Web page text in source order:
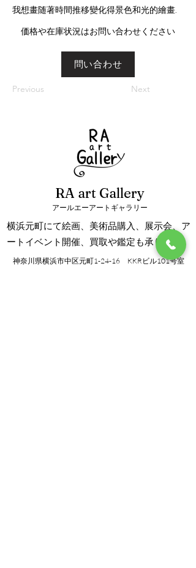
我想畫随著時間推移變化得景色和光的繪畫.
​価格や在庫状況はお問い合わせください
問い合わせ
Previous Next
RA art Gallery
アールエーアートギャラリー
横浜元町にて絵画、美術品購入、展示会、ア
ートイベント開催、買取や鑑定も承ります。
神奈川県横浜市中区元町1-24-16 KKRビル101号室